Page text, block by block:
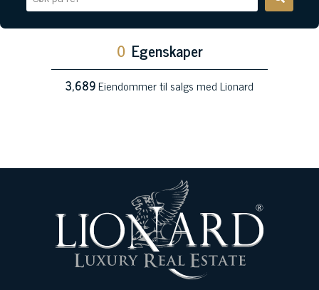
0 Egenskaper
3,689Eiendommer til salgs med Lionard